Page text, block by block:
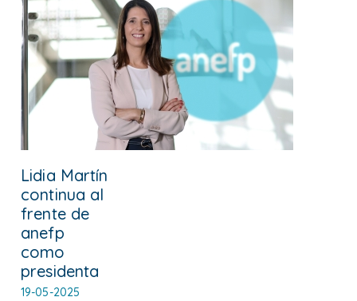
Lidia Martín
continua al
frente de
anefp
como
presidenta
19-05-2025